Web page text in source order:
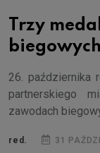
Trzy
26. października
partnerskiego
zawodach
red. 31